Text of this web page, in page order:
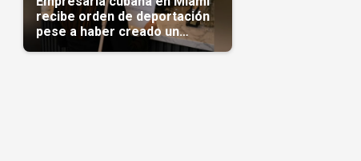
recibe orden de deportación
pese a haber creado un